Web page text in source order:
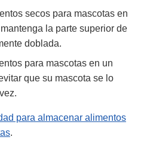
secos para mascotas en
la parte superior de
doblada.
para mascotas en un
que su mascota se lo
para almacenar alimentos
.